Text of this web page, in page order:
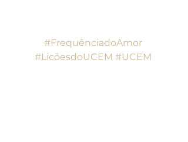
#FrequênciadoAmor
#LiçõesdoUCEM #UCEM